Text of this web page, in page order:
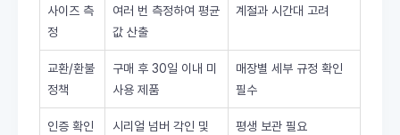
사이즈 측
정
여러 번 측정하여 평균
값 산출
계절과 시간대 고려
교환/환불
정책
구매 후 30일 이내 미
사용 제품
매장별 세부 규정 확인
필수
인증 확인
시리얼 넘버 각인 및
평생 보관 필요